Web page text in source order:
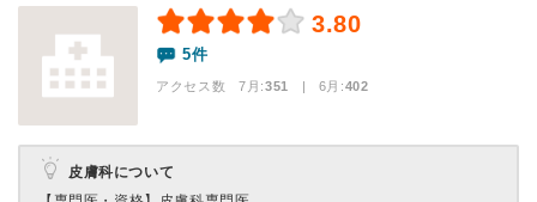
3.80
5件
アクセス数 7月:351 | 6月:402
皮膚科について